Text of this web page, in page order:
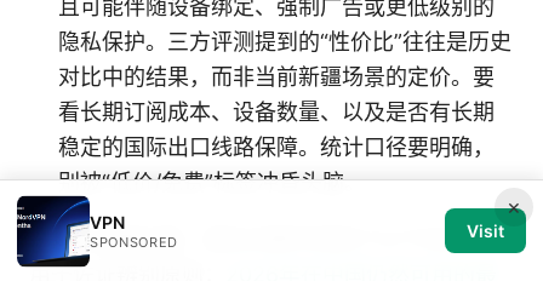
且可能伴随设备绑定、强制广告或更低级别的
隐私保护。三方评测提到的“性价比”往往是历史
对比中的结果，而非当前新疆场景的定价。要
看长期订阅成本、设备数量、以及是否有长期
稳定的国际出口线路保障。统计口径要明确，
别被“低价/免费”标签冲昏头脑。
引用与证据方面，我在文献中找到了以下对比资料
用于佐证辨别原则：
×
VPN
SPONSORED
Visit